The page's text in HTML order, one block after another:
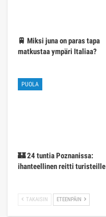
🚆 Miksi juna on paras tapa
matkustaa ympäri Italiaa?
PUOLA
🏰 24 tuntia Poznanissa:
ihanteellinen reitti turisteille
TAKAISIN ETEENPÄIN